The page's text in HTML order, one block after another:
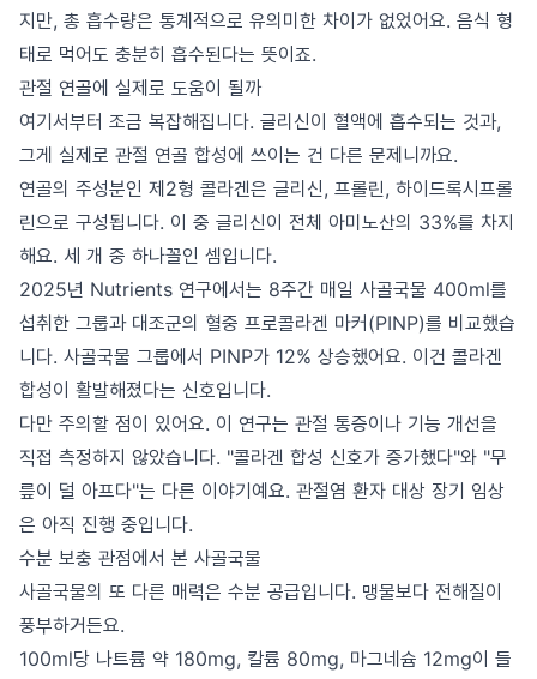
지만, 총 흡수량은 통계적으로 유의미한 차이가 없었어요. 음식 형
태로 먹어도 충분히 흡수된다는 뜻이죠.
관절 연골에 실제로 도움이 될까
여기서부터 조금 복잡해집니다. 글리신이 혈액에 흡수되는 것과,
그게 실제로 관절 연골 합성에 쓰이는 건 다른 문제니까요.
연골의 주성분인 제2형 콜라겐은 글리신, 프롤린, 하이드록시프롤
린으로 구성됩니다. 이 중 글리신이 전체 아미노산의 33%를 차지
해요. 세 개 중 하나꼴인 셈입니다.
2025년 Nutrients 연구에서는 8주간 매일 사골국물 400ml를
섭취한 그룹과 대조군의 혈중 프로콜라겐 마커(PINP)를 비교했습
니다. 사골국물 그룹에서 PINP가 12% 상승했어요. 이건 콜라겐
합성이 활발해졌다는 신호입니다.
다만 주의할 점이 있어요. 이 연구는 관절 통증이나 기능 개선을
직접 측정하지 않았습니다. "콜라겐 합성 신호가 증가했다"와 "무
릎이 덜 아프다"는 다른 이야기예요. 관절염 환자 대상 장기 임상
은 아직 진행 중입니다.
수분 보충 관점에서 본 사골국물
사골국물의 또 다른 매력은 수분 공급입니다. 맹물보다 전해질이
풍부하거든요.
100ml당 나트륨 약 180mg, 칼륨 80mg, 마그네슘 12mg이 들